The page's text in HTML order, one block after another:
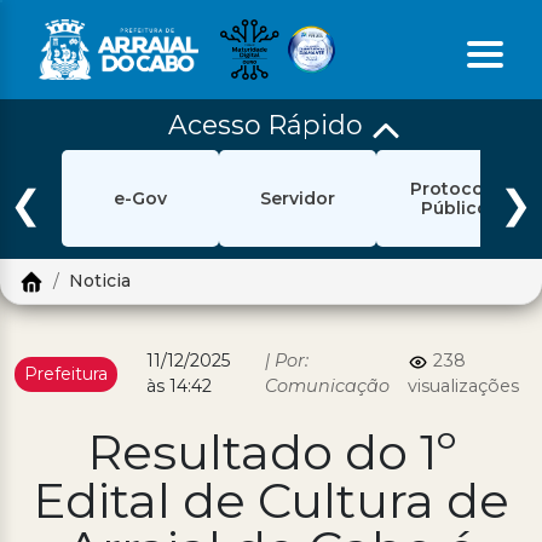
Início
Ouvidoria
Pesquisar
Política de Privacidade
Prefeitura
Diário Oficial
Acesso Rápido
❮ e-Gov Servidor
Protocolo
Público
❯
Noticia
Prefeitura
11/12/2025
às 14:42
| Por:
Comunicação
238
visualizações
Resultado do 1º
Edital de Cultura de